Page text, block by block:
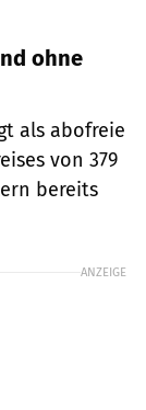
ohne
als abofreie
von 379
bereits
ANZEIGE